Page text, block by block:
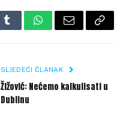
TumblrWhatsApp
Email Copy
SLJEDEĆI ČLANAK
Žižović: Nećemo kalkulisati u
Dublinu